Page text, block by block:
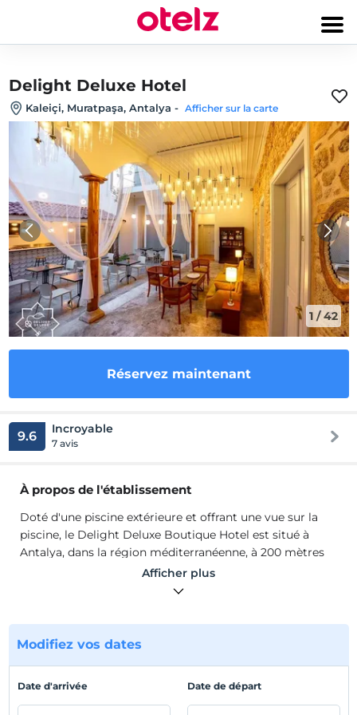
Delight Deluxe Hotel
Kaleiçi, Muratpaşa, Antalya - Afficher sur la carte
1 /42
Réservez maintenant
9.6 Incroyable
7 avis
À propos de l'établissement
Doté d'une piscine extérieure et offrant une vue sur la
piscine, le Delight Deluxe Boutique Hotel est situé à
Antalya, dans la région méditerranéenne, à 200 mètres
du minaret brisé. L'hôtel dispose d'une piscine extérieure
ouverte en saison et offre une vue sur la ville. Vous
sur place est gratuit. Les chambres disposent d'une
télévision à écran plat et d'une bouilloire. Toutes les
des articles de toilette gratuits sont fournis pour votre
confort.
Afficher plus
Modifiez vos dates
Date d'arrivée Date de départ